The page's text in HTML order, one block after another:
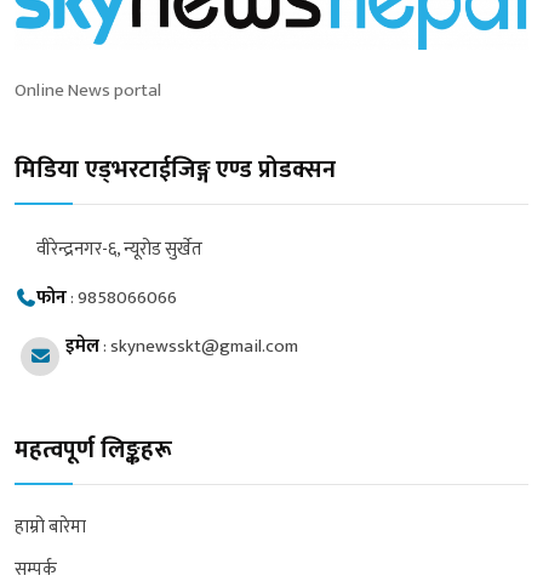
Online News portal
मिडिया एड्भरटाईजिङ्ग एण्ड प्रोडक्सन
वीरेन्द्रनगर-६, न्यूरोड सुर्खेत
फोन:9858066066
इमेल:skynewsskt@gmail.com
महत्वपूर्ण लिङ्कहरू
हाम्रो बारेमा
सम्पर्क